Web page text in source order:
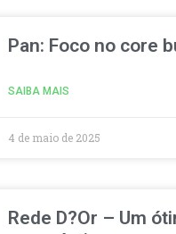
Pan: Foco no core
SAIBA MAIS
4 de maio de 2025
Rede D?Or – Um